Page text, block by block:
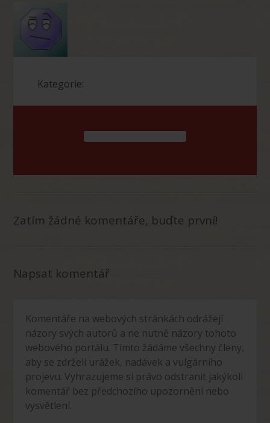
Kategorie:
Zatím žádné komentáře, buďte první!
Napsat komentář
Komentáře na webových stránkách odrážejí
názory svých autorů a ne nutně názory tohoto
webového portálu. Tímto žádáme všechny členy,
aby se zdrželi urážek, nadávek a vulgárního
projevu. Vyhrazujeme si právo odstranit jakýkoli
komentář bez předchozího upozornění nebo
vysvětlení.